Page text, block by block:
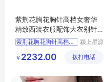
紫荆花胸花胸针高档女奢华
精致西装衣服配饰大衣别针2
021年新款潮
紫荆花胸花胸针高档女奢华
颍上星源
有限公司
￥ 2232.00 拨打电话